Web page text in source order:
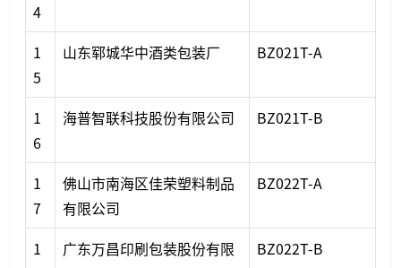
4
1
5
山东郓城华中酒类包装厂 BZ021T-A
1
6
海普智联科技股份有限公司 BZ021T-B
1
7
佛山市南海区佳荣塑料制品
有限公司
BZ022T-A
1
广东万昌印刷包装股份有限
BZ022T-B